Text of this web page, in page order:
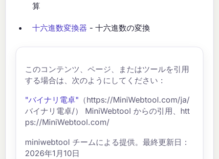
算
十六進数変換器 - 十六進数の変換
このコンテンツ、ページ、またはツールを引用
する場合は、次のようにしてください：
"バイナリ電卓" （https://MiniWebtool.com/ja/
バイナリ電卓/） MiniWebtool からの引用、htt
ps://MiniWebtool.com/
miniwebtool チームによる提供。最終更新日：
2026年1月10日